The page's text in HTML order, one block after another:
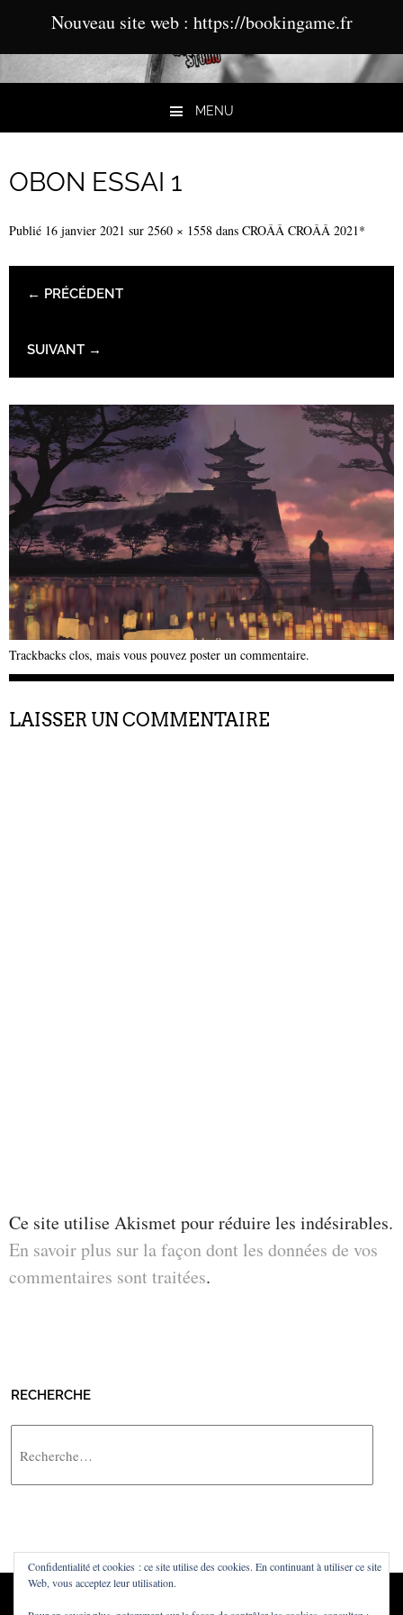
MENU
OBON ESSAI 1
Publié 16 janvier 2021 sur 2560 × 1558 dans CROÂÂ CROÂÂ 2021*
← PRÉCÉDENT
SUIVANT →
Trackbacks clos, mais vous pouvez poster un commentaire.
LAISSER UN COMMENTAIRE
Ce site utilise Akismet pour réduire les indésirables.
En savoir plus sur la façon dont les données de vos
commentaires sont traitées.
RECHERCHE
Nouveau site web : https://bookingame.fr
Confidentialité et cookies : ce site utilise des cookies. En continuant à utiliser ce site
Web, vous acceptez leur utilisation.